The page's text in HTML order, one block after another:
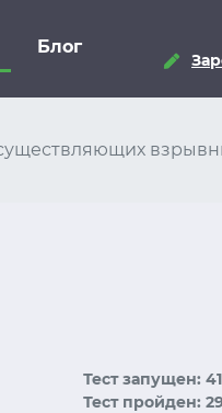
Блог
Тест запущен:
Тест пройден: